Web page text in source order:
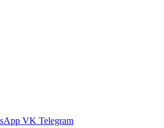
VK Telegram